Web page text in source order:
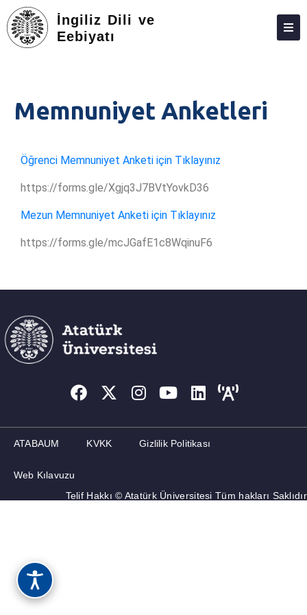
İngiliz Dili ve
Eebiyatı
KIŞILER
LISANS
LISANSÜSTÜ
ADAY ÖĞRENCILER
İLETIŞIM
Memnuniyet Anketleri
Öğrenci Memnuniyet Anketi için Tıklayınız
https://forms.gle/Xgjq3J7BVtYovkD36
Mezun Memnuniyet Anketi için Tıklayınız
https://forms.gle/mcJGafE1c8WqinuF6
ATABAUM KVKK Gizlilik Politikası
Web Kılavuzu
Telif Hakkı © Atatürk Üniversitesi Tüm hakları Saklıdır